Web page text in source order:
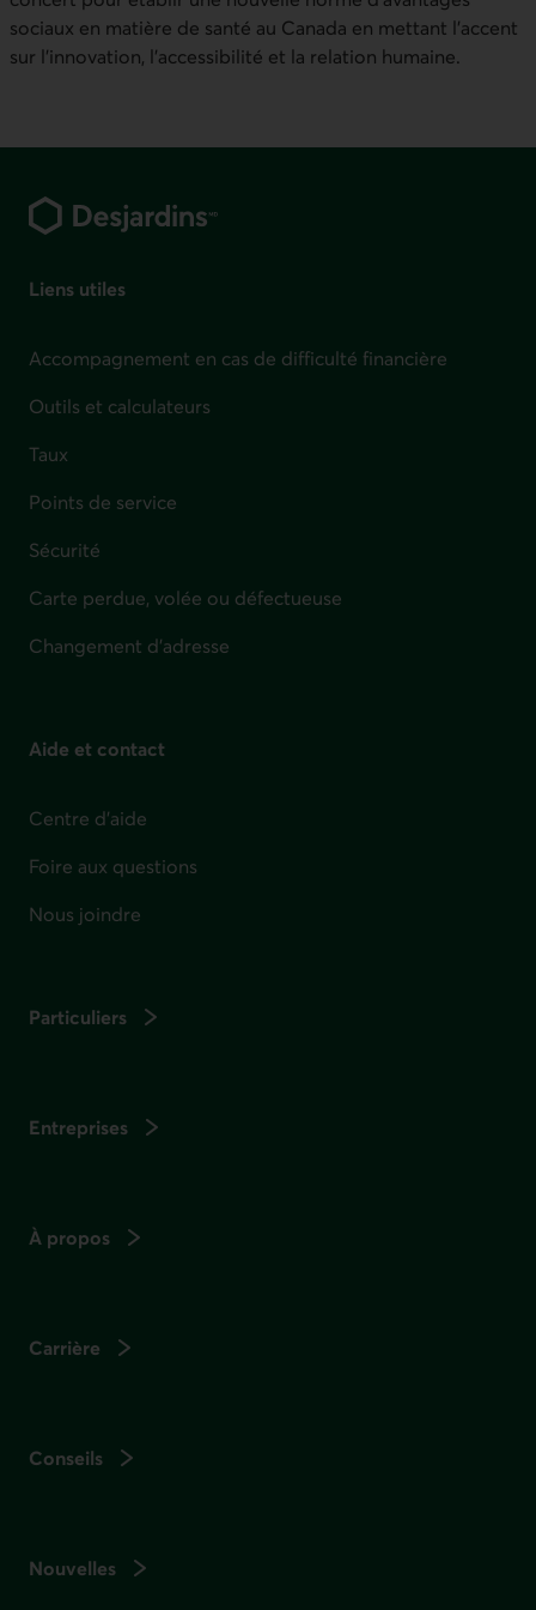
sociaux en matière de santé au Canada en mettant l’accent
sur l’innovation, l’accessibilité et la relation humaine.
Liens utiles
Accompagnement en cas de difficulté financière
Outils et calculateurs
Taux
Points de service
Sécurité
Carte perdue, volée ou défectueuse
Changement d'adresse
Aide et contact
Centre d'aide
Foire aux questions
Nous joindre
Particuliers
Entreprises
À propos
Carrière
Conseils
Nouvelles